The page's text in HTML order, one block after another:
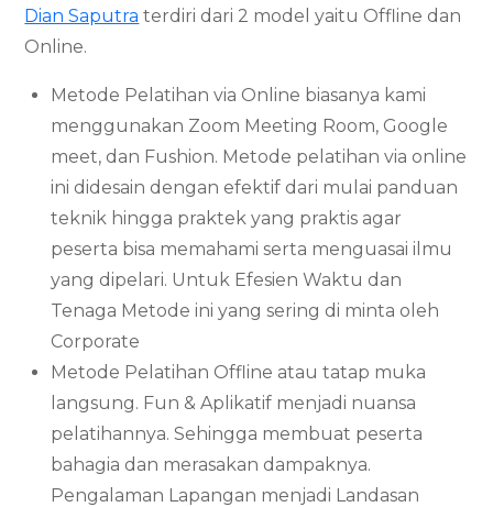
Dian Saputra terdiri dari 2 model yaitu Offline dan
Online.
Metode Pelatihan via Online biasanya kami
menggunakan Zoom Meeting Room, Google
meet, dan Fushion. Metode pelatihan via online
ini didesain dengan efektif dari mulai panduan
teknik hingga praktek yang praktis agar
peserta bisa memahami serta menguasai ilmu
yang dipelari. Untuk Efesien Waktu dan
Tenaga Metode ini yang sering di minta oleh
Corporate
Metode Pelatihan Offline atau tatap muka
langsung. Fun & Aplikatif menjadi nuansa
pelatihannya. Sehingga membuat peserta
bahagia dan merasakan dampaknya.
Pengalaman Lapangan menjadi Landasan